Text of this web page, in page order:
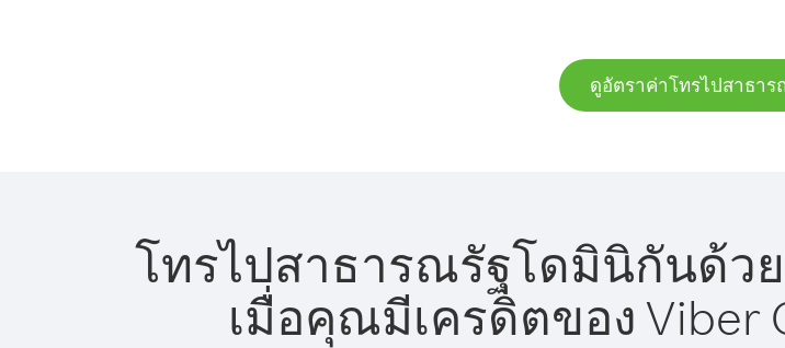
ดูอัตราค่าโทรไปสาธา
โทรไปสาธารณรัฐโดมินิกันด้วย
เมื่อคุณมีเครดิตของ